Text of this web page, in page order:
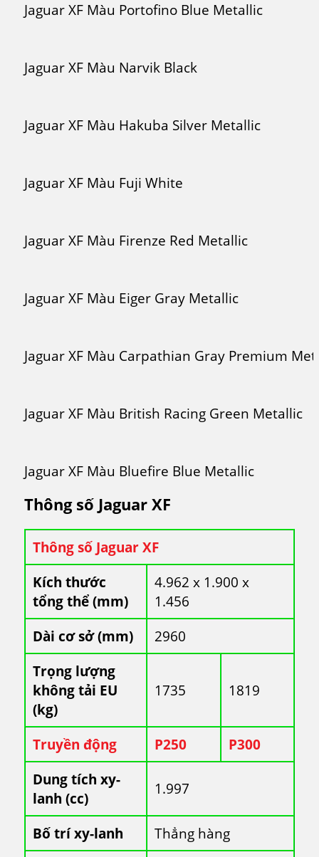
Jaguar XF Màu Portofino Blue Metallic
Jaguar XF Màu Narvik Black
Jaguar XF Màu Hakuba Silver Metallic
Jaguar XF Màu Fuji White
Jaguar XF Màu Firenze Red Metallic
Jaguar XF Màu Eiger Gray Metallic
Jaguar XF Màu Carpathian Gray Premium
Jaguar XF Màu British Racing Green Metallic
Jaguar XF Màu Bluefire Blue Metallic
Thông số Jaguar XF
Thông số Jaguar XF
Kích thước
tổng thể (mm)
4.962 x 1.900 x
1.456
Dài cơ sở (mm)
2960
Trọng lượng
không tải EU
(kg)
1735 1819
Truyền động P250
P300
Dung tích xy-
lanh (cc)
1.997
Bố trí xy-lanh
Thẳng hàng